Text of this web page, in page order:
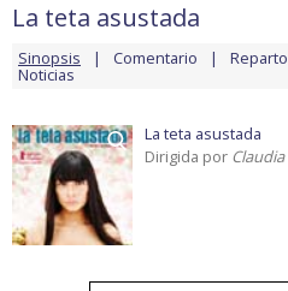
La teta asustada
Sinopsis Comentario Reparto
Noticias
La teta asustada
Dirigida por